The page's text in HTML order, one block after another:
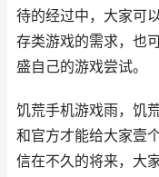
待的经过中，大家可
存类游戏的需求，也
盛自己的游戏尝试。
饥荒手机游戏雨，饥
和官方才能给大家壹
信在不久的将来，大